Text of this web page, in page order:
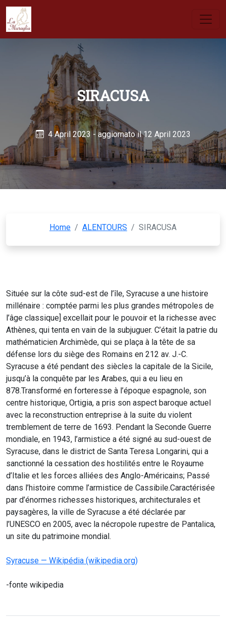
SIRACUSA
4 April 2023 - aggiornato il 12 April 2023
Home / ALENTOURS / SIRACUSA
Située sur la côte sud-est de l’île, Syracuse a une histoire
millénaire : comptée parmi les plus grandes métropoles de
l’âge classique] excellait pour le pouvoir et la richesse avec
Athènes, qui tenta en vain de la subjuguer. C’était la patrie du
mathématicien Archimède, qui se plaça à la tête de sa
défense lors du siège des Romains en 212 av. J.-C.
Syracuse a été pendant des siècles la capitale de la Sicile,
jusqu’à la conquête par les Arabes, qui a eu lieu en
878.Transformé en forteresse à l’époque espagnole, son
centre historique, Ortigia, a pris son aspect baroque actuel
avec la reconstruction entreprise à la suite du violent
tremblement de terre de 1693. Pendant la Seconde Guerre
mondiale, en 1943, l’armistice a été signé au sud-ouest de
Syracuse, dans le district de Santa Teresa Longarini, qui a
sanctionné la cessation des hostilités entre le Royaume
d’Italie et les forces alliées des Anglo-Américains; Passé
dans l’histoire comme l’armistice de Cassibile.Caractérisée
par d’énormes richesses historiques, architecturales et
paysagères, la ville de Syracuse a été déclarée par
l’UNESCO en 2005, avec la nécropole rupestre de Pantalica,
un site du patrimoine mondial.
Syracuse — Wikipédia (wikipedia.org)
-fonte wikipedia